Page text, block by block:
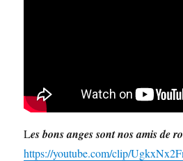
Les bons anges sont nos amis de
https://youtube.com/clip/